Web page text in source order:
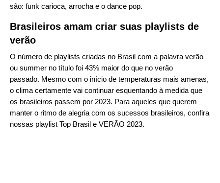
são: funk carioca, arrocha e o dance pop.
Brasileiros amam criar suas playlists de
verão
O número de playlists criadas no Brasil com a palavra verão
ou summer no título foi 43% maior do que no verão
passado. Mesmo com o início de temperaturas mais amenas,
o clima certamente vai continuar esquentando à medida que
os brasileiros passem por 2023. Para aqueles que querem
manter o ritmo de alegria com os sucessos brasileiros, confira
nossas playlist Top Brasil e VERÃO 2023.